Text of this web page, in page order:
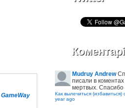
GameWay
Коментарі
Mudruy Andrew
писали в
мертвых. Спасибо
Как вылечиться
year ago